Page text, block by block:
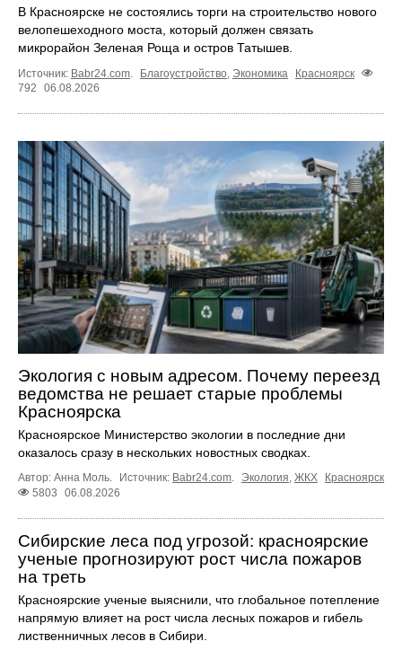
В Красноярске не состоялись торги на строительство нового
велопешеходного моста, который должен связать
микрорайон Зеленая Роща и остров Татышев.
Источник: Babr24.com. Благоустройство, Экономика
Красноярск
792
06.08.2026
Экология с новым адресом. Почему переезд
ведомства не решает старые проблемы
Красноярска
Красноярское Министерство экологии в последние дни
оказалось сразу в нескольких новостных сводках.
Автор: Анна Моль. Источник: Babr24.com Экология ЖКХ
Красноярск
5803
06.08.2026
Сибирские леса под угрозой: красноярские
ученые прогнозируют рост числа пожаров
на треть
Красноярские ученые выяснили, что глобальное потепление
напрямую влияет на рост числа лесных пожаров и гибель
лиственничных лесов в Сибири.